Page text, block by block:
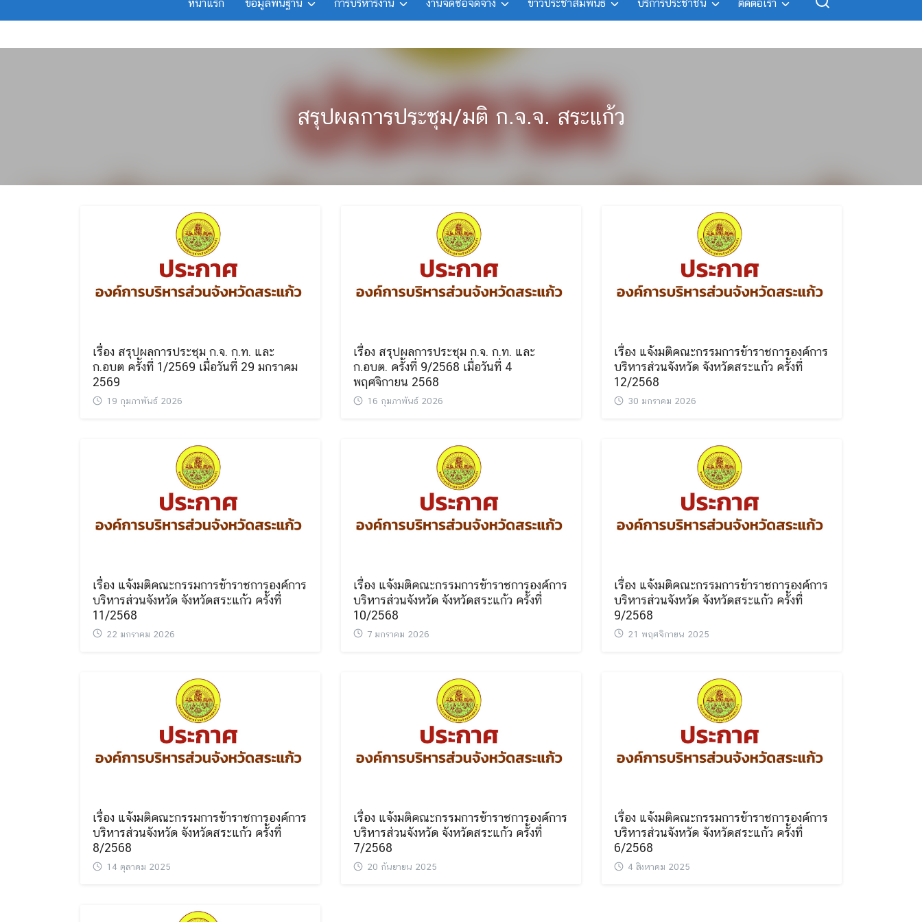
หน้าแรก ข้อมูลพื้นฐาน การบริหารงาน งานจัดซื้อจัดจ้าง ข่าวประชาสัมพันธ์ บริการประชาชน ติดต่อเรา
Search
for:
สรุปผลการประชุม/มติ ก.จ.จ. สระแก้ว
เรื่อง สรุปผลการประชุม ก.จ. ก.ท. และ
ก.อบต ครั้งที่ 1/2569 เมื่อวันที่ 29 มกราคม
2569
19 กุมภาพันธ์ 2026
เรื่อง สรุปผลการประชุม ก.จ. ก.ท. และ
ก.อบต. ครั้งที่ 9/2568 เมื่อวันที่ 4
พฤศจิกายน 2568
16 กุมภาพันธ์ 2026
เรื่อง แจ้งมติคณะกรรมการข้าราชการองค์การ
บริหารส่วนจังหวัด จังหวัดสระแก้ว ครั้งที่
12/2568
30 มกราคม 2026
เรื่อง แจ้งมติคณะกรรมการข้าราชการองค์การ
บริหารส่วนจังหวัด จังหวัดสระแก้ว ครั้งที่
11/2568
22 มกราคม 2026
เรื่อง แจ้งมติคณะกรรมการข้าราชการองค์การ
บริหารส่วนจังหวัด จังหวัดสระแก้ว ครั้งที่
10/2568
7 มกราคม 2026
เรื่อง แจ้งมติคณะกรรมการข้าราชการองค์การ
บริหารส่วนจังหวัด จังหวัดสระแก้ว ครั้งที่
9/2568
21 พฤศจิกายน 2025
เรื่อง แจ้งมติคณะกรรมการข้าราชการองค์การ
บริหารส่วนจังหวัด จังหวัดสระแก้ว ครั้งที่
8/2568
14 ตุลาคม 2025
เรื่อง แจ้งมติคณะกรรมการข้าราชการองค์การ
บริหารส่วนจังหวัด จังหวัดสระแก้ว ครั้งที่
7/2568
20 กันยายน 2025
เรื่อง แจ้งมติคณะกรรมการข้าราชการองค์การ
บริหารส่วนจังหวัด จังหวัดสระแก้ว ครั้งที่
6/2568
4 สิงหาคม 2025